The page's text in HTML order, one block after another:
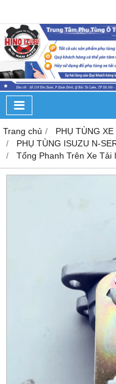
Trang chủ
PHỤ TÙNG
PHỤ TÙNG ISUZU N-
Tổng Phanh Trên Xe Tải